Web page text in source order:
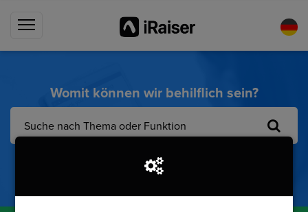
Womit können wir behilflich sein?
Administratoren & Benutzer
Leistungstracker